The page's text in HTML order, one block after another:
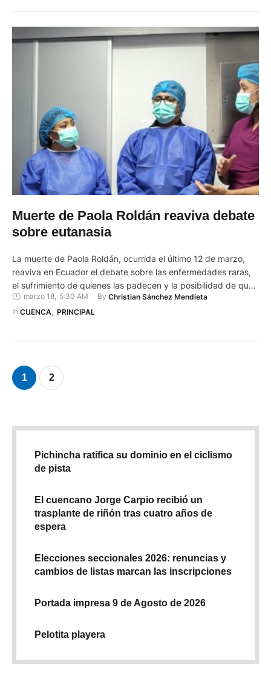
Muerte de Paola Roldán reaviva debate
sobre eutanasia
La muerte de Paola Roldán, ocurrida el último 12 de marzo,
reaviva en Ecuador el debate sobre las enfermedades raras,
el sufrimiento de quienes las padecen y la posibilidad de que
estos pacientes opten por la eutanasia. Roldán padecía de
Esclerosis Lateral Amiotrófica (ELA). En 2020, cuando tenía 38
marzo 18, 5:30 AM By Christian Sánchez Mendieta
In CUENCA PRINCIPAL
1 2
Pichincha ratifica su dominio en el ciclismo
de pista
El cuencano Jorge Carpio recibió un
trasplante de riñón tras cuatro años de
espera
Elecciones seccionales 2026: renuncias y
cambios de listas marcan las inscripciones
Portada impresa 9 de Agosto de 2026
Pelotita playera